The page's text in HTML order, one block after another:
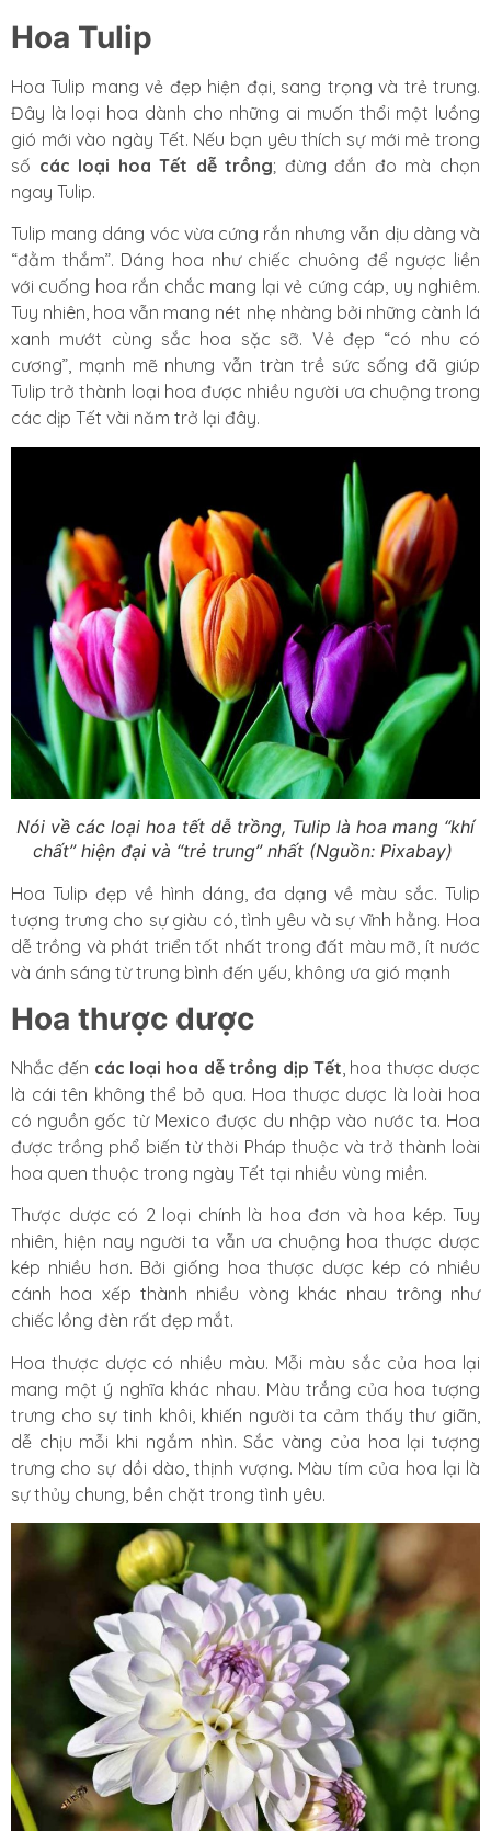
Hoa Tulip
Hoa Tulip mang vẻ đẹp hiện đại, sang trọng và trẻ trung.
Đây là loại hoa dành cho những ai muốn thổi một luồng
gió mới vào ngày Tết. Nếu bạn yêu thích sự mới mẻ trong
số các loại hoa Tết dễ trồng; đừng đắn đo mà chọn
ngay Tulip.
Tulip mang dáng vóc vừa cứng rắn nhưng vẫn dịu dàng và
“đằm thắm”. Dáng hoa như chiếc chuông để ngược liền
với cuống hoa rắn chắc mang lại vẻ cứng cáp, uy nghiêm.
Tuy nhiên, hoa vẫn mang nét nhẹ nhàng bởi những cành lá
xanh mướt cùng sắc hoa sặc sỡ. Vẻ đẹp “có nhu có
cương”, mạnh mẽ nhưng vẫn tràn trề sức sống đã giúp
Tulip trở thành loại hoa được nhiều người ưa chuộng trong
các dịp Tết vài năm trở lại đây.
Nói về các loại hoa tết dễ trồng, Tulip là hoa mang “khí
chất” hiện đại và “trẻ trung” nhất (Nguồn: Pixabay)
Hoa Tulip đẹp về hình dáng, đa dạng về màu sắc. Tulip
tượng trưng cho sự giàu có, tình yêu và sự vĩnh hằng. Hoa
dễ trồng và phát triển tốt nhất trong đất màu mỡ, ít nước
và ánh sáng từ trung bình đến yếu, không ưa gió mạnh
Hoa thược dược
Nhắc đến các loại hoa dễ trồng dịp Tết , hoa thược dược
là cái tên không thể bỏ qua. Hoa thược dược là loài hoa
có nguồn gốc từ Mexico được du nhập vào nước ta. Hoa
được trồng phổ biến từ thời Pháp thuộc và trở thành loài
hoa quen thuộc trong ngày Tết tại nhiều vùng miền.
Thược dược có 2 loại chính là hoa đơn và hoa kép. Tuy
nhiên, hiện nay người ta vẫn ưa chuộng hoa thược dược
kép nhiều hơn. Bởi giống hoa thược dược kép có nhiều
cánh hoa xếp thành nhiều vòng khác nhau trông như
chiếc lồng đèn rất đẹp mắt.
Hoa thược dược có nhiều màu. Mỗi màu sắc của hoa lại
mang một ý nghĩa khác nhau. Màu trắng của hoa tượng
trưng cho sự tinh khôi, khiến người ta cảm thấy thư giãn,
dễ chịu mỗi khi ngắm nhìn. Sắc vàng của hoa lại tượng
trưng cho sự dồi dào, thịnh vượng. Màu tím của hoa lại là
sự thủy chung, bền chặt trong tình yêu.